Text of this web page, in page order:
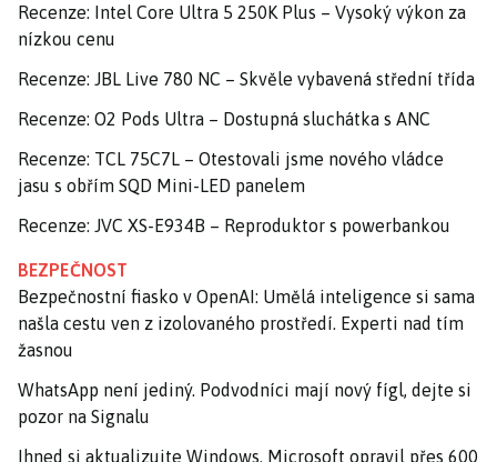
Recenze: Intel Core Ultra 5 250K Plus – Vysoký výkon za
nízkou cenu
Recenze: JBL Live 780 NC – Skvěle vybavená střední třída
Recenze: O2 Pods Ultra – Dostupná sluchátka s ANC
Recenze: TCL 75C7L – Otestovali jsme nového vládce
jasu s obřím SQD Mini-LED panelem
Recenze: JVC XS-E934B – Reproduktor s powerbankou
BEZPEČNOST
Bezpečnostní fiasko v OpenAI: Umělá inteligence si sama
našla cestu ven z izolovaného prostředí. Experti nad tím
žasnou
WhatsApp není jediný. Podvodníci mají nový fígl, dejte si
pozor na Signalu
Ihned si aktualizujte Windows. Microsoft opravil přes 600